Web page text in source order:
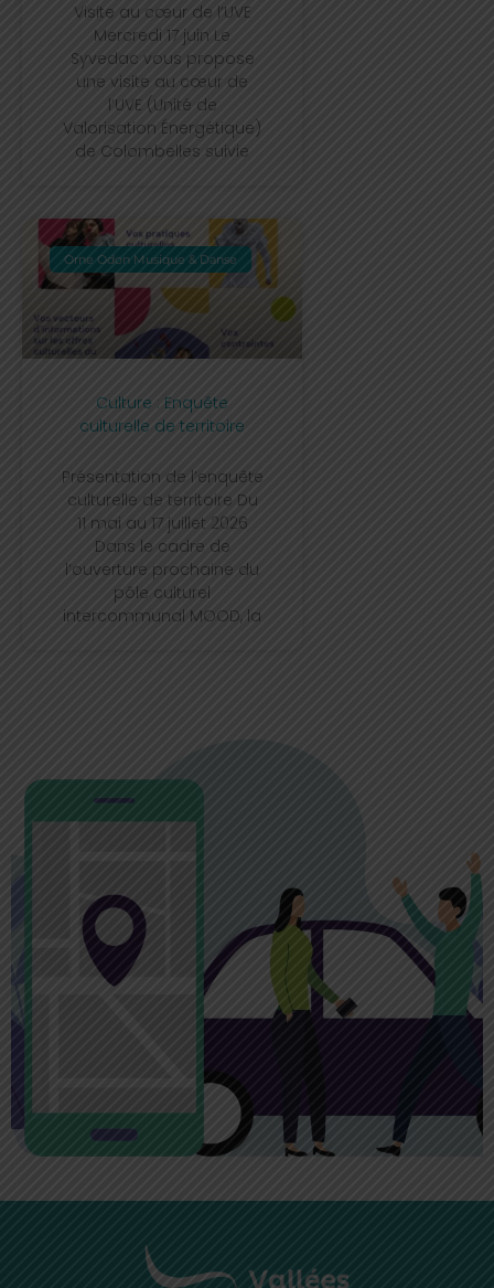
Visite au cœur de l’UVE
Mercredi 17 juin Le
Syvedac vous propose
une visite au cœur de
l’UVE (Unité de
Valorisation Énergétique)
de Colombelles suivie
Orne Odon Musique & Danse
Culture : Enquête
culturelle de territoire
Présentation de l’enquête
culturelle de territoire Du
11 mai au 17 juillet 2026
Dans le cadre de
l’ouverture prochaine du
pôle culturel
intercommunal MOOD, la